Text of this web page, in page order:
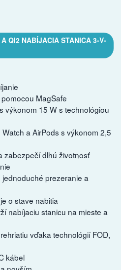
QI2 NABÍJACIA STANICA 3-V-
MagSafe
výkonom 15 W s technológiou
a AirPods s výkonom 2,5
zabezpečí dlhú životnosť
prezeranie a
o stave nabitia
nabíjaciu stanicu na mieste a
vďaka technológií FOD,
kábel